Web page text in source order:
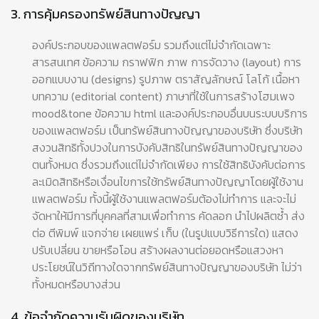
3. การคุ้มครองทรัพย์สินทางปัญญา
องค์ประกอบของแพลตฟอร์ม รวมถึงแต่ไม่จำกัดเฉพาะ
สารสนเทศ ข้อความ กราฟฟิก ภาพ การจัดวาง (layout) การ
ออกแบบงาน (designs) รูปภาพ ตราสัญลักษณ์ โลโก้ เนื้อหา
บทความ (editorial content) ภาษาที่ใช้ในการสร้างโฮมเพจ
mood&tone ข้อความ html และองค์ประกอบอื่นบนระบบบริการ
ของแพลตฟอร์ม เป็นทรัพย์สินทางปัญญาของบริษัท ซึ่งบริษัท
สงวนสิทธิทั้งปวงในการบังคับสิทธิในทรัพย์สินทางปัญญาของ
ตนทั้งหมด ซึ่งรวมถึงแต่ไม่จำกัดเพียง การใช้สิทธิบังคับต่อการ
ละเมิดสิทธิหรือเงื่อนไขการใช้ทรัพย์สินทางปัญญาโดยผู้ใช้งาน
แพลตฟอร์ม ทั้งนี้ผู้ใช้งานแพลตฟอร์มต้องไม่ทำการ และจะไม่
จัดหาให้มีการที่บุคคลที่สามเพื่อทำการ คัดลอก นำไปผลิตซ้ำ ส่ง
ต่อ ตีพิมพ์ แจกจ่าย เผยแพร่ เก็บ (ในรูปแบบวิธีการใด) แสดง
ปรับเปลี่ยน ขายหรือโอน สร้างผลงานต่อยอดหรือแสวงหา
ประโยชน์ในวิถีทางใดจากทรัพย์สินทางปัญญาของบริษัท ไม่ว่า
ทั้งหมดหรือบางส่วน